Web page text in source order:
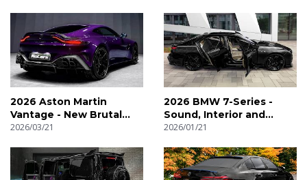
2026 Aston Martin
Vantage - New Brutal
Coupe by Volpero
2026/03/21
2026 BMW 7-Series -
Sound, Interior and
Exterior
2026/01/21